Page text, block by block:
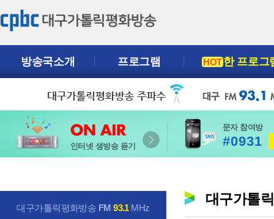
방송국소개 프로그램 HOT한 프로그
인터넷 생방송 듣기
문자 참여방
#0931
대구가톨릭평화방송 FM93.1MHz
대구가톨